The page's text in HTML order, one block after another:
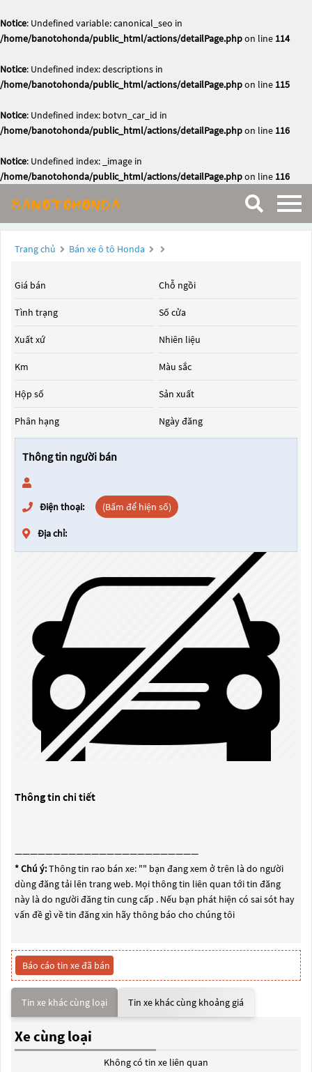
Notice: Undefined variable: canonical_seo in
/home/banotohonda/public_html/actions/detailPage.phpon line 114
Notice: Undefined index: descriptions in
/home/banotohonda/public_html/actions/detailPage.phpon line 115
Notice: Undefined index: botvn_car_id in
/home/banotohonda/public_html/actions/detailPage.phpon line 116
Notice: Undefined index: _image in
/home/banotohonda/public_html/actions/detailPage.phpon line 116
Trang chủ Bán xe ô tô Honda
Giá bán
Tình trạng
Xuất xứ
Km
Hộp số
Phân hạng
Chỗ ngồi
Số cửa
Nhiên liệu
Màu sắc
Sản xuất
Ngày đăng
Thông tin người bán
Điện thoại: (Bấm để hiện số)
Địa chỉ:
Thông tin chi tiết
————————————————————————
* Chú ý:Thông tin rao bán xe: "" bạn đang xem ở trên là do người
dùng đăng tải lên trang web. Mọi thông tin liên quan tới tin đăng
này là do người đăng tin cung cấp . Nếu bạn phát hiện có sai sót hay
vấn đề gì về tin đăng xin hãy thông báo cho chúng tôi
Báo cáo tin xe đã bán
Tin xe khác cùng loại Tin xe khác cùng khoảng giá
Xe cùng loại
Không có tin xe liên quan